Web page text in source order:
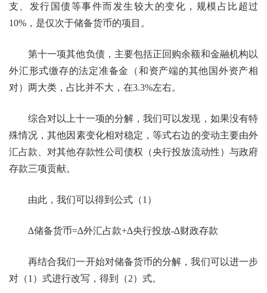
支、发行国债等事件而发生较大的变化，规模占比超过
10%，是仅次于储备货币的项目。
第十一项其他负债，主要包括正回购余额和金融机构以
外汇形式缴存的法定准备金（和资产端的其他国外资产相
对）两大类，占比并不大，在3.3%左右。
综合对以上十一项的分解，我们可以发现，如果没有特
殊情况，其他因素变化相对稳定，等式右边的变动主要由外
汇占款、对其他存款性公司债权（央行投放流动性）与政府
存款三项贡献。
由此，我们可以得到公式（1）
∆储备货币=∆外汇占款+∆央行投放-∆财政存款
再结合我们一开始对储备货币的分解，我们可以进一步
对（1）式进行改写，得到（2）式。